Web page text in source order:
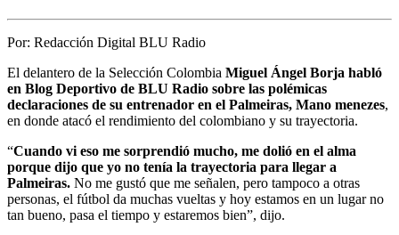
Por: Redacción Digital BLU Radio
El delantero de la Selección Colombia Miguel Ángel Borja habló
en Blog Deportivo de BLU Radio sobre las polémicas
declaraciones de su entrenador en el Palmeiras, Mano menezes,
en donde atacó el rendimiento del colombiano y su trayectoria.
“Cuando vi eso me sorprendió mucho, me dolió en el alma
porque dijo que yo no tenía la trayectoria para llegar a
Palmeiras. No me gustó que me señalen, pero tampoco a otras
personas, el fútbol da muchas vueltas y hoy estamos en un lugar no
tan bueno, pasa el tiempo y estaremos bien”, dijo.